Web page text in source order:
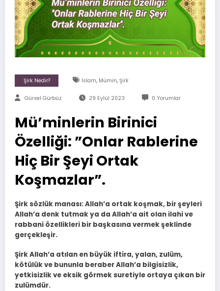
Şirk Nedir? Islam, Mümin, Şirk
Gürsel Gürbüz 29 Eylül 2023 0 Yorumlar
Mü’minlerin Birinici
Özelliği: ”Onlar Rablerine
Hiç Bir Şeyi Ortak
Koşmazlar”.
Şirk sözlük manası: Allah’a ortak koşmak, bir şeyleri
Allah’a denk tutmak ya da Allah’a ait olan ilahi ve
rabbani özellikleri bir başkasına vermek şeklinde
gerçekleşir.
Şirk Allah’a atılan en büyük iftira, yalan, zulüm,
kötülük ve bununla beraber Allah’a bilgisizlik,
yetkisizlik ve eksik görmek suretiyle ortaya çıkan bir
zulümdür.